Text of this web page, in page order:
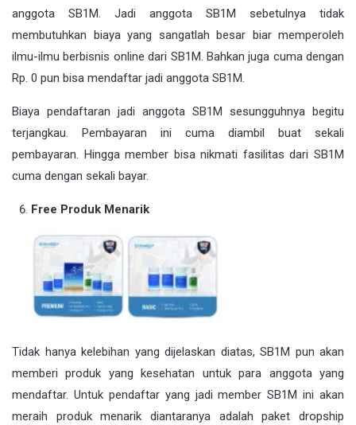
anggota SB1M. Jadi anggota SB1M sebetulnya tidak
membutuhkan biaya yang sangatlah besar biar memperoleh
ilmu-ilmu berbisnis online dari SB1M. Bahkan juga cuma dengan
Rp. 0 pun bisa mendaftar jadi anggota SB1M.
Biaya pendaftaran jadi anggota SB1M sesungguhnya begitu
terjangkau. Pembayaran ini cuma diambil buat sekali
pembayaran. Hingga member bisa nikmati fasilitas dari SB1M
cuma dengan sekali bayar.
Free Produk Menarik
Tidak hanya kelebihan yang dijelaskan diatas, SB1M pun akan
memberi produk yang kesehatan untuk para anggota yang
mendaftar. Untuk pendaftar yang jadi member SB1M ini akan
meraih produk menarik diantaranya adalah paket dropship